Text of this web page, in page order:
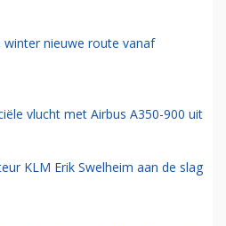
nieuwe route vanaf
vlucht met Airbus A350-900 uit
KLM Erik Swelheim aan de slag